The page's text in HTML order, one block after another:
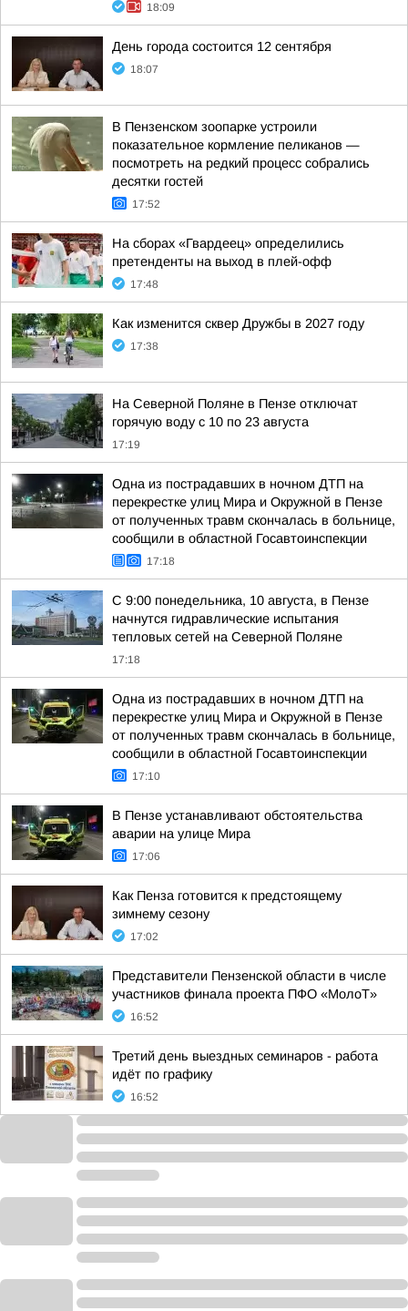
18:09
День города состоится 12 сентября
18:07
В Пензенском зоопарке устроили
показательное кормление пеликанов —
посмотреть на редкий процесс собрались
десятки гостей
17:52
На сборах «Гвардеец» определились
претенденты на выход в плей-офф
17:48
Как изменится сквер Дружбы в 2027 году
17:38
На Северной Поляне в Пензе отключат
горячую воду с 10 по 23 августа
17:19
Одна из пострадавших в ночном ДТП на
перекрестке улиц Мира и Окружной в Пензе
от полученных травм скончалась в больнице,
сообщили в областной Госавтоинспекции
17:18
С 9:00 понедельника, 10 августа, в Пензе
начнутся гидравлические испытания
тепловых сетей на Северной Поляне
17:18
Одна из пострадавших в ночном ДТП на
перекрестке улиц Мира и Окружной в Пензе
от полученных травм скончалась в больнице,
сообщили в областной Госавтоинспекции
17:10
В Пензе устанавливают обстоятельства
аварии на улице Мира
17:06
Как Пенза готовится к предстоящему
зимнему сезону
17:02
Представители Пензенской области в числе
участников финала проекта ПФО «МолоТ»
16:52
Третий день выездных семинаров - работа
идёт по графику
16:52